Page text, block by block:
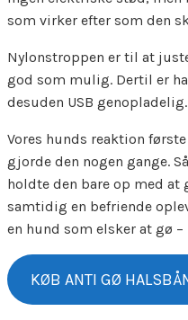
som virker efter som den
Nylonstroppen er til at
god som mulig. Dertil er
desuden USB genopladelig.
Vores hunds reaktion
gjorde den nogen gange.
holdte den bare op med at
samtidig en befriende
en hund som elsker at gø –
KØB ANTI GØ